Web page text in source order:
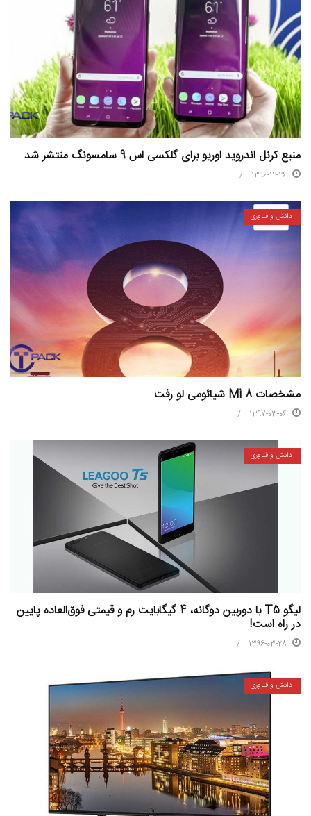
منبع کرنل اندروید اوریو برای گلکسی اس 9 سامسونگ منتشر شد
1396-12-26
دانش و فناوری
مشخصات Mi 8 شیائومی لو رفت
1397-03-06
دانش و فناوری
لیگو T5 با دوربین دوگانه، 4 گیگابایت رم و قیمتی فوق‌العاده پایین
در راه است!
1396-03-28
دانش و فناوری